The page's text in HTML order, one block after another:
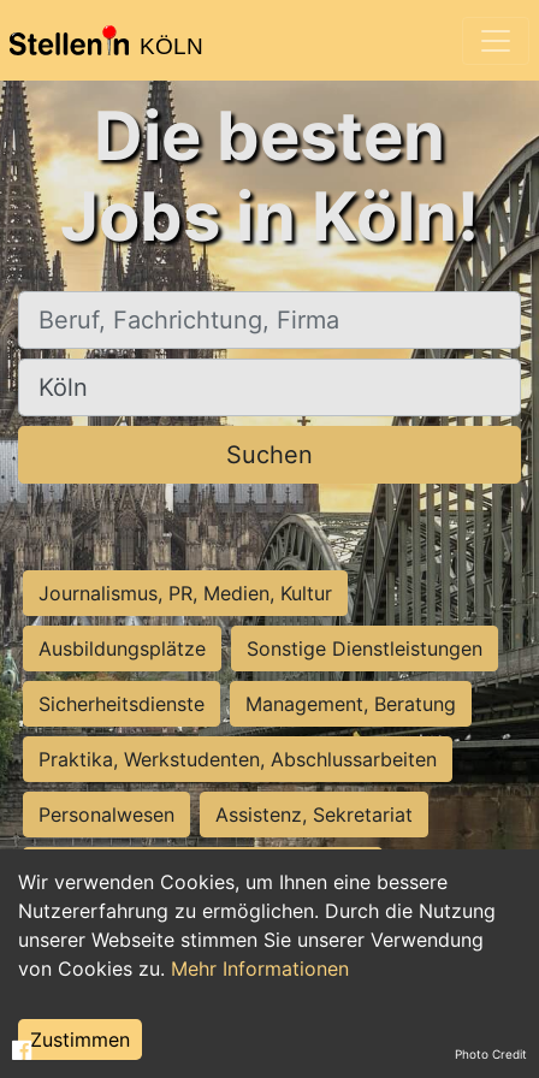
KÖLN
Wir verwenden Cookies, um Ihnen eine bessere
Nutzererfahrung zu ermöglichen. Durch die Nutzung
unserer Webseite stimmen Sie unserer Verwendung
von Cookies zu. Mehr Informationen
Zustimmen
Die besten
Jobs in Köln!
Beruf, Fachrichtung, Firma
Ort, Stadt
Suchen
Journalismus, PR, Medien, Kultur
Ausbildungsplätze Sonstige Dienstleistungen
Sicherheitsdienste Management, Beratung
Praktika, Werkstudenten, Abschlussarbeiten
Personalwesen Assistenz, Sekretariat
Hilfskräfte, Aushilfs- und Nebenjobs
Einkauf, Logistik, Materialwirtschaft
Weiterbildung, Studium, duale Ausbildung
Tourismus
Photo Credit